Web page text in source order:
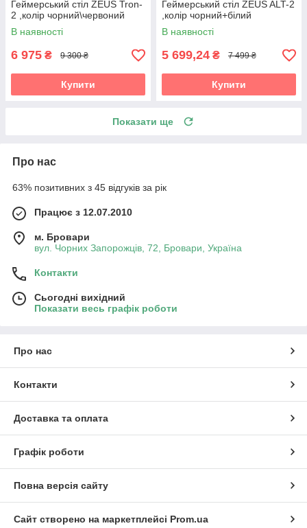
Геймерський стіл ZEUS Tron-
2 ,колір чорний\червоний
В наявності
6 975 ₴ 9 300 ₴
Купити
Геймерський стіл ZEUS ALT-2
,колір чорний+білий
В наявності
5 699,24 ₴ 7 499 ₴
Купити
Показати ще
Про нас
63% позитивних з 45 відгуків за рік
Працює з 12.07.2010
м. Бровари
вул. Чорних Запорожців, 72, Бровари, Україна
Контакти
Сьогодні вихідний
Показати весь графік роботи
Про нас
Контакти
Доставка та оплата
Графік роботи
Повна версія сайту
Сайт створено на маркетплейсі Prom.ua